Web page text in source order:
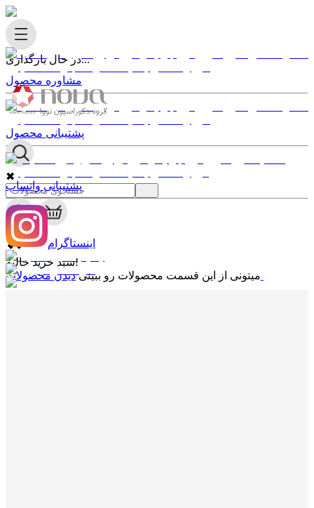
در حال بارگذاری...
✖
0
✖
سبد خرید خالیه!
میتونی از این قسمت محصولات رو ببینی
مشاوره محصول
پشتیبانی محصول
پشتیبانی واتساپ
اینستاگرام